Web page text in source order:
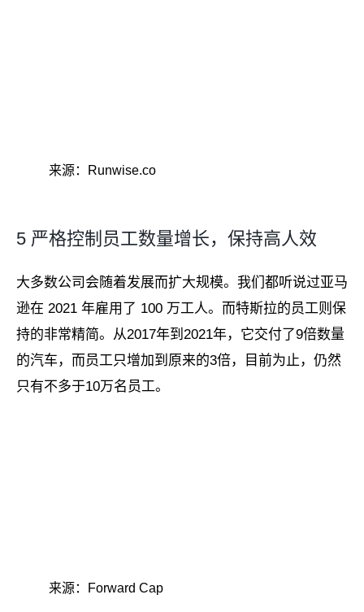
来源：Runwise.co
5 严格控制员工数量增长，保持高人效
大多数公司会随着发展而扩大规模。我们都听说过亚马
逊在 2021 年雇用了 100 万工人。而特斯拉的员工则保
持的非常精简。从2017年到2021年，它交付了9倍数量
的汽车，而员工只增加到原来的3倍，目前为止，仍然
只有不多于10万名员工。
来源：Forward Cap